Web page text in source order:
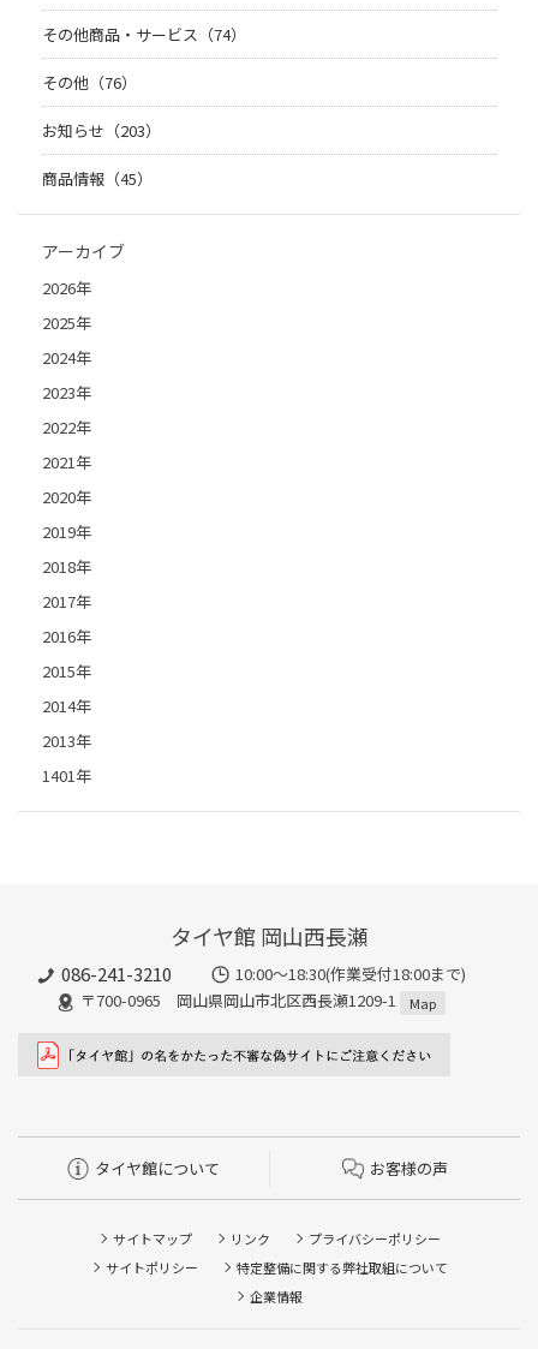
その他商品・サービス（74）
その他（76）
お知らせ（203）
商品情報（45）
アーカイブ
2026年
2025年
2024年
2023年
2022年
2021年
2020年
2019年
2018年
2017年
2016年
2015年
2014年
2013年
1401年
タイヤ館 岡山西長瀬
086-241-3210
10:00〜18:30(作業受付18:00まで)
〒700-0965 岡山県岡山市北区西長瀬1209-1
Map
タイヤ館について お客様の声
サイトマップ リンク
プライバシーポリシー
サイトポリシー
特定整備に関する弊社取組について
企業情報